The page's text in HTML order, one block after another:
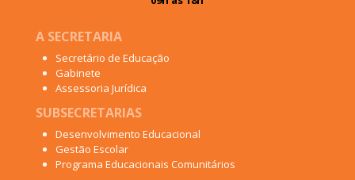
A SECRETARIA
Secretário de Educação
Gabinete
Assessoria Jurídica
SUBSECRETARIAS
Desenvolvimento Educacional
Gestão Escolar
Programa Educacionais Comunitários